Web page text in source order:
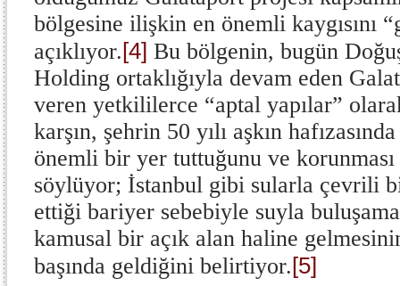
bölgesine ilişkin en önemli kaygısını
açıklıyor.[4] Bu bölgenin, bugün
Holding ortaklığıyla devam eden
veren yetkililerce “aptal yapılar”
karşın, şehrin 50 yılı aşkın
önemli bir yer tuttuğunu ve korunması
söylüyor; İstanbul gibi sularla çevrili
ettiği bariyer sebebiyle suyla
kamusal bir açık alan haline
başında geldiğini belirtiyor.[5]